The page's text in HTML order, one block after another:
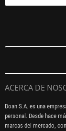
ACERCA DE
Doan S.A. es una
personal. Desde hace
marcas del mercado,